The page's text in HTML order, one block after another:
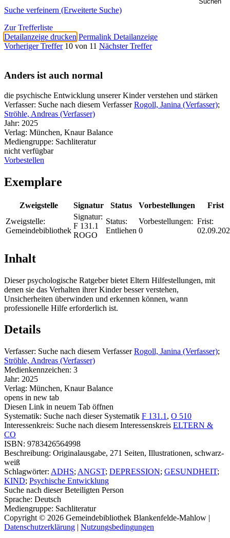
Suche verfeinern (Erweiterte Suche)
Zur Trefferliste
Detailanzeige drucken Permalink Detailanzeige
Vorheriger Treffer 10 von 11 Nächster Treffer
Anders ist auch normal
die psychische Entwicklung unserer Kinder verstehen und stärken
Verfasser: Suche nach diesem Verfasser Rogoll, Janina (Verfasser);
Ströhle, Andreas (Verfasser)
Jahr: 2025
Verlag: München, Knaur Balance
Mediengruppe: Sachliteratur
nicht verfügbar
Vorbestellen
Exemplare
Zweigstelle Signatur Status Vorbestellungen
Frist
Zweigstelle:
Gemeindebibliothek
Signatur:
F 131.1
ROGO
Status:
Entliehen
Vorbestellungen:
0
Frist:
Inhalt
Dieser psychologische Ratgeber bietet Eltern Hilfestellungen, mit
denen sie das Verhalten ihrer Kinder besser verstehen,
Unsicherheiten überwinden und erkennen können, wann
professionelle Hilfe erforderlich ist.
Details
Verfasser: Suche nach diesem Verfasser Rogoll, Janina (Verfasser);
Ströhle, Andreas (Verfasser)
Medienkennzeichen: 3
Jahr: 2025
Verlag: München, Knaur Balance
opens in new tab
Diesen Link in neuem Tab öffnen
Systematik: Suche nach dieser Systematik F 131.1 , O 510
Interessenkreis: Suche nach diesem Interessenskreis ELTERN &
CO
ISBN: 9783426564998
Beschreibung: Originalausgabe, 271 Seiten, Illustrationen, schwarz-
weiß
Schlagwörter: ADHS; ANGST; DEPRESSION; GESUNDHEIT;
KIND; Psychische Entwicklung
Suche nach dieser Beteiligten Person
Sprache: Deutsch
Mediengruppe: Sachliteratur
Copyright © 2026 Gemeindebibliothek Blankenfelde-Mahlow |
Datenschutzerklärung | Nutzungsbedingungen